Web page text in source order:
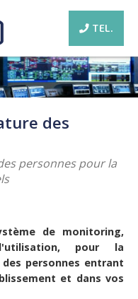
TEL.
des
personnes pour la
de monitoring,
pour la
personnes entrant
et dans vos